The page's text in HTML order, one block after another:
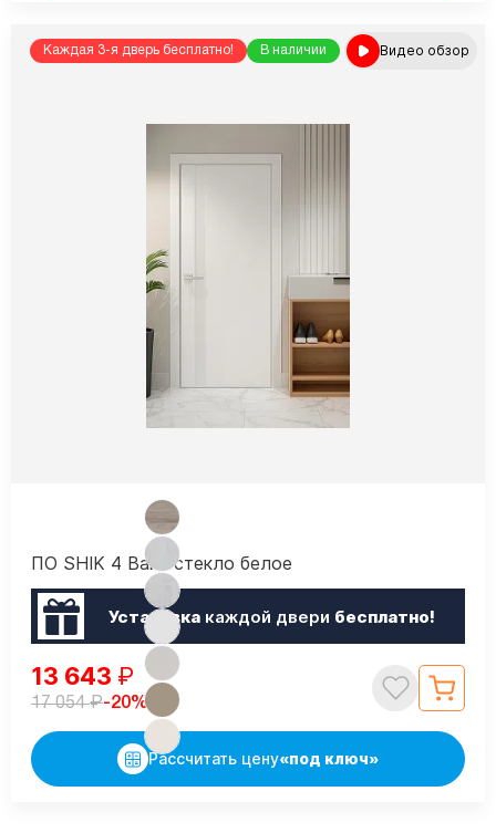
Каждая 3-я дверь бесплатно! В наличии Видео обзор
ПО SHIK 4 Вайт стекло белое
Установкакаждой двери бесплатно!
13 643 ₽
17 054₽-20%
Рассчитать цену«под ключ»